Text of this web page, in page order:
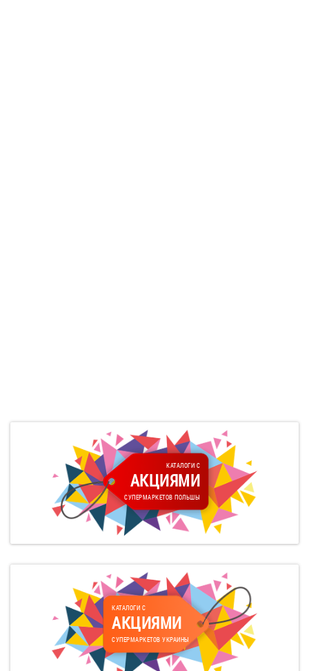
КАТАЛОГИ С
АКЦИЯМИ
СУПЕРМАРКЕТОВ ПОЛЬШЫ
КАТАЛОГИ С
АКЦИЯМИ
СУПЕРМАРКЕТОВ УКРАИНЫ